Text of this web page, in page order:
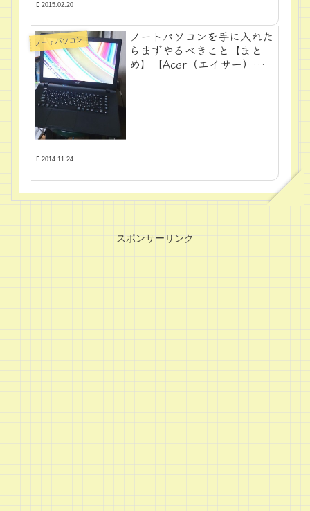
2015.02.20
ノートパソコン
ノートパソコンを手に入れた
らまずやるべきこと【まと
め】【Acer（エイサー）
2014.11.24
スポンサーリンク